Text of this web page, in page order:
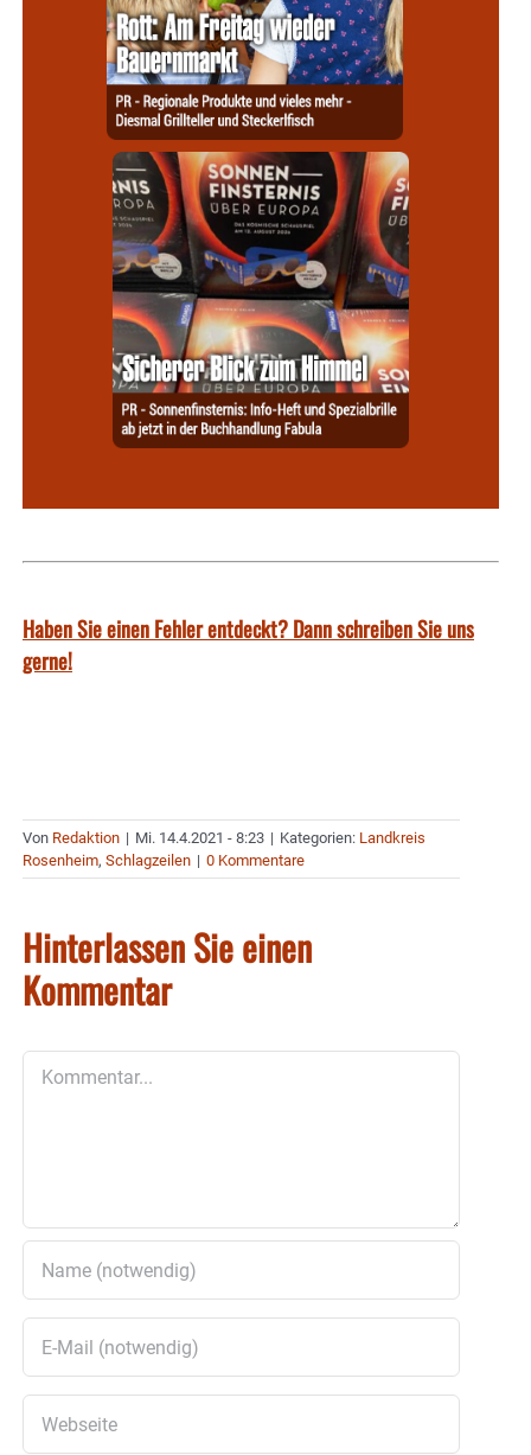
Haben Sie einen Fehler entdeckt? Dann schreiben Sie uns
gerne!
Von Redaktion | Mi. 14.4.2021 - 8:23 | Kategorien: Landkreis
Rosenheim, Schlagzeilen | 0 Kommentare
Hinterlassen Sie einen
Kommentar